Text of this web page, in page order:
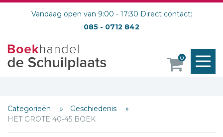
Vandaag open van 9:00 - 17:30 Direct contact:
085 - 0712 842
0
Categorieën
Geschiedenis
HET GROTE 40-45 BOEK